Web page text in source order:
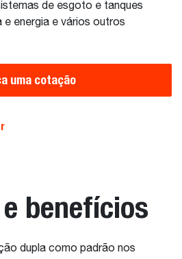
de esgoto e tanques
e energia e vários outros
uma cotação
benefícios
dupla como padrão nos